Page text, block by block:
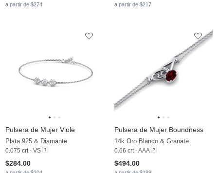
a partir de $274 a partir de $217
Pulsera de Mujer Viole
Plata 925 & Diamante
0.075 crt - VS
$284.00
Pulsera de Mujer Boundness
14k Oro Blanco & Granate
0.66 crt - AAA
$494.00